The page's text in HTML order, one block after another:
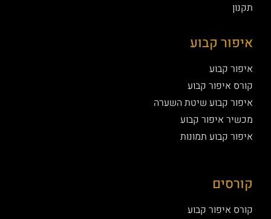
תקנון
איפור קבוע
איפור קבוע
קורס איפור קבוע
איפור קבוע שיטת השערה
מכשיר איפור קבוע
איפור קבוע תמונות
קורסים
קורס איפור קבוע